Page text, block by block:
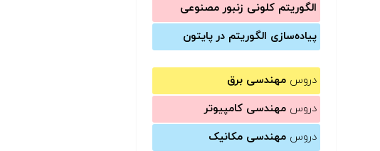
الگوریتم کلونی زنبور مصنوعی
پیاده‌سازی الگوریتم در پایتون
دروس مهندسی برق
دروس مهندسی کامپیوتر
دروس مهندسی مکانیک